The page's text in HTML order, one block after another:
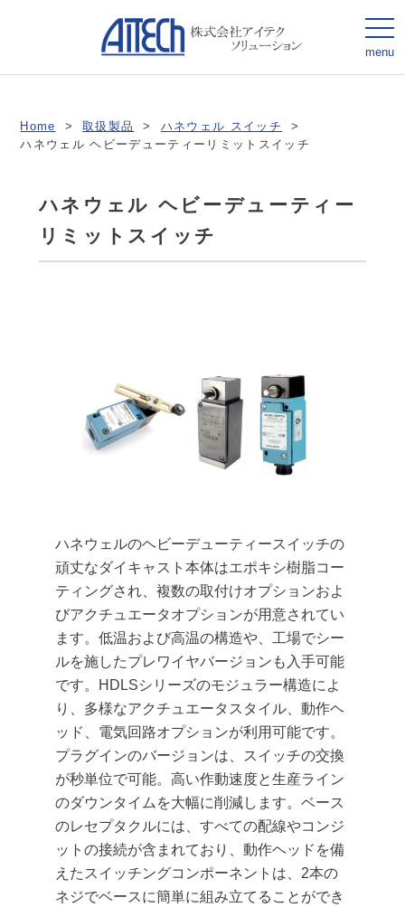
menu
Home > 取扱製品 > ハネウェル スイッチ
>
ハネウェル ヘビーデューティーリミットスイッチ
ハネウェル ヘビーデューティー
リミットスイッチ
ハネウェルのヘビーデューティースイッチの
頑丈なダイキャスト本体はエポキシ樹脂コー
ティングされ、複数の取付けオプションおよ
びアクチュエータオプションが用意されてい
ます。低温および高温の構造や、工場でシー
ルを施したプレワイヤバージョンも入手可能
です。HDLSシリーズのモジュラー構造によ
り、多様なアクチュエータスタイル、動作ヘ
ッド、電気回路オプションが利用可能です。
プラグインのバージョンは、スイッチの交換
が秒単位で可能。高い作動速度と生産ライン
のダウンタイムを大幅に削減します。ベース
のレセプタクルには、すべての配線やコンジ
ットの接続が含まれており、動作ヘッドを備
えたスイッチングコンポーネントは、2本の
ネジでベースに簡単に組み立てることができ